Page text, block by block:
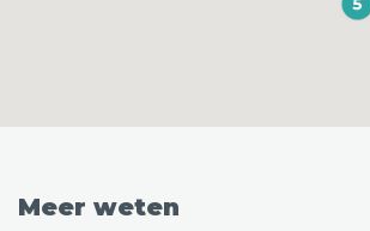
Meer weten